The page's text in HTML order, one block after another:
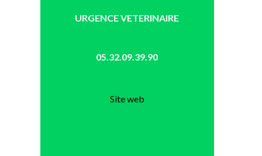
URGENCE VETERINAIRE
05.32.09.39.90
Site web